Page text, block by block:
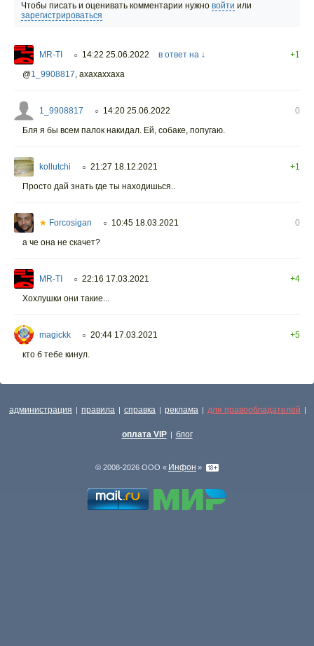
Чтобы писать и оценивать комментарии нужно войти или
зарегистрироваться
MR-TI ○ 14:22 25.06.2022 в ответ на ↓
+1
@1_9908817, ахахаххаха
1_9908817 ○ 14:20 25.06.2022
0
Бля я бы всем палок накидал. Ей, собаке, попугаю.
kollutchi ○ 21:27 18.12.2021
+1
Просто дай знать где ты находишься..
★ Forcosigan ○ 10:45 18.03.2021
0
а че она не скачет?
MR-TI ○ 22:16 17.03.2021
+4
Хохлушки они такие...
magickk ○ 20:44 17.03.2021
+5
кто б тебе кинул.
администрация | правила | справка | реклама | для правообладателей |
оплата VIP | блог
© 2008-2026 ООО « Инфон »